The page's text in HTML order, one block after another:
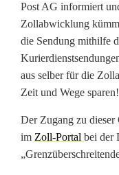
o
l
l
k
o
m
Post AG informiert
Zollabwicklung
die Sendung mithilfe
aus selber für die
Zeit und Wege sparen!
Der Zugang zu
im Zoll-Portal bei der